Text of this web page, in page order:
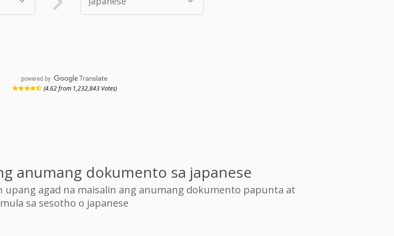
powered by
(4.62 from 1,232,843 Votes)
anumang dokumento sa japanese
agad na maisalin ang anumang dokumento papunta at
mula sa sesotho o japanese